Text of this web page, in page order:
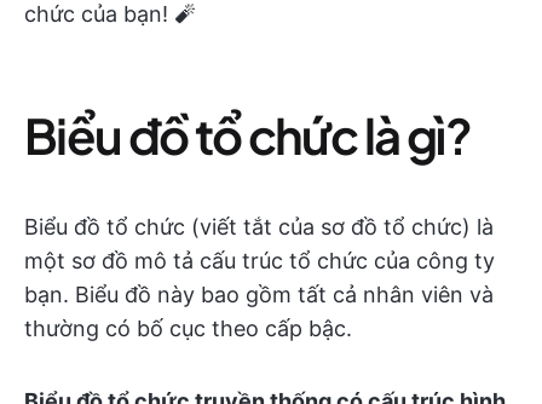
chức của bạn! 🧨
Biểu đồ tổ chức là gì?
Biểu đồ tổ chức (viết tắt của sơ đồ tổ chức) là
một sơ đồ mô tả cấu trúc tổ chức của công ty
bạn. Biểu đồ này bao gồm tất cả nhân viên và
thường có bố cục theo cấp bậc.